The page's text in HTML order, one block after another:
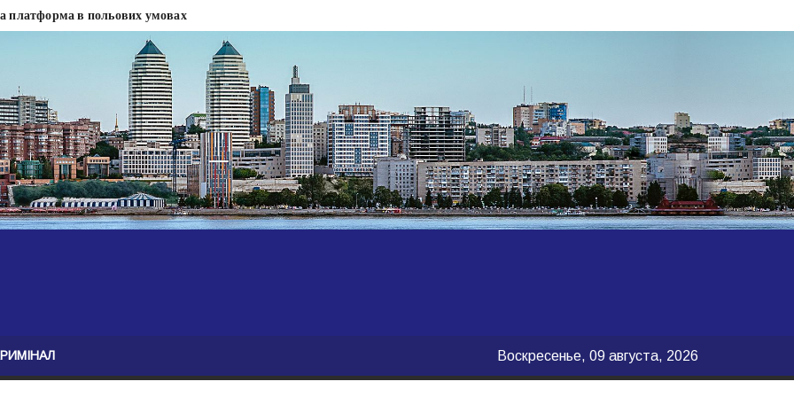
платформа в польових умовах
міськради Дніпра — ЗМІ
нелегального бізнесу, збагатився під час війни — ЗМІ
записали звернення про ситуацію на фронті
Безугла закликає валити Сирського
моду
керівництва армії
Воскресенье, 09 августа, 2026